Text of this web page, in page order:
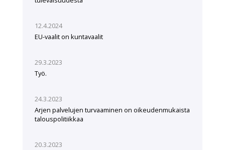
12.4.2024
EU-vaalit on kuntavaalit
29.3.2023
Työ.
24.3.2023
Arjen palvelujen turvaaminen on oikeudenmukaista
talouspolitiikkaa
20.3.2023